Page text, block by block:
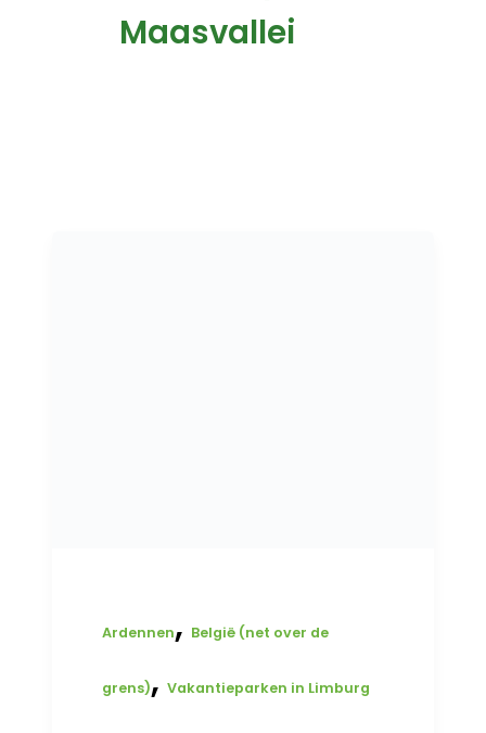
Maasvallei
Ardennen, België (net over de
grens),Vakantieparken in Limburg